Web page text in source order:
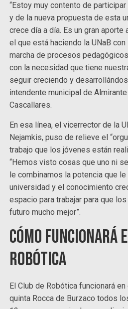
“Estoy muy contento de
y de la nueva propuesta de esta
crece día a día. Es un gran aporte
el que está haciendo la UNaB con
marcha de procesos
con la necesidad que tiene
seguir creciendo y
intendente municipal de
Cascallares.
En esa línea, el vicerrector de la
Nejamkis, puso de relieve el
trabajo que los jóvenes están
“Hemos visto cosas que uno ni
le combinamos la potencia que
universidad y el conocimiento
espacio para trabajar para que
futuro mucho mejor”.
Cómo funcionará
Robótica
El Club de Robótica funcionará
quinta Rocca de Burzaco todos